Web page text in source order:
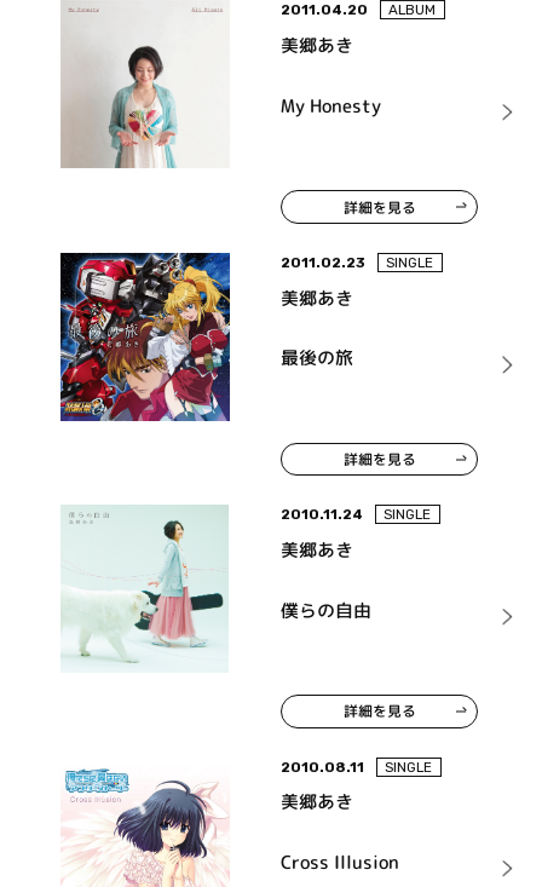
2011.04.20 ALBUM
美郷あき
My Honesty
詳細を見る
2011.02.23 SINGLE
美郷あき
最後の旅
詳細を見る
2010.11.24 SINGLE
美郷あき
僕らの自由
詳細を見る
2010.08.11 SINGLE
美郷あき
Cross Illusion